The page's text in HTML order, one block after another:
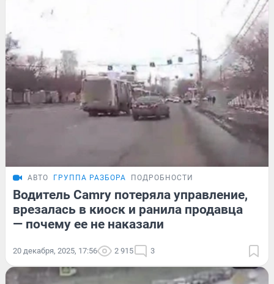
АВТО ГРУППА РАЗБОРА ПОДРОБНОСТИ
Водитель Camry потеряла управление,
врезалась в киоск и ранила продавца
— почему ее не наказали
20 декабря, 2025, 17:56 2 915 3